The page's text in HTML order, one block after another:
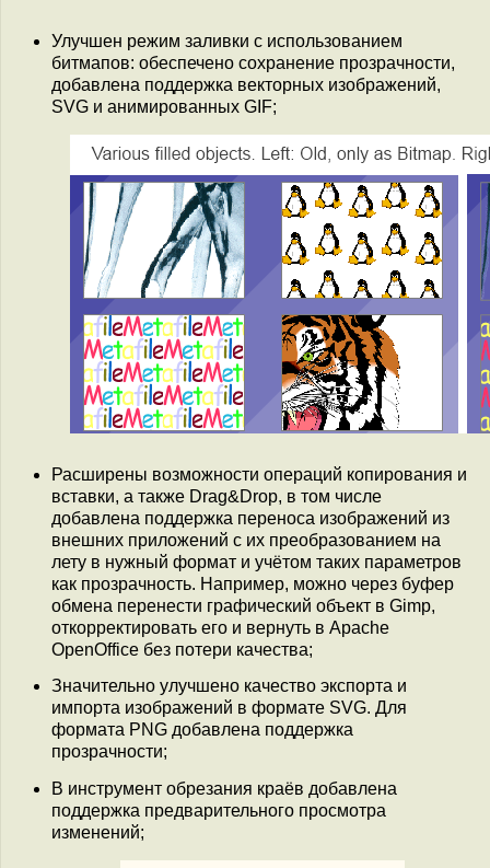
Улучшен режим заливки с использованием
битмапов: обеспечено сохранение прозрачности,
добавлена поддержка векторных изображений,
SVG и анимированных GIF;
Расширены возможности операций копирования и
вставки, а также Drag&Drop, в том числе
добавлена поддержка переноса изображений из
внешних приложений с их преобразованием на
лету в нужный формат и учётом таких параметров
как прозрачность. Например, можно через буфер
обмена перенести графический объект в Gimp,
откорректировать его и вернуть в Apache
OpenOffice без потери качества;
Значительно улучшено качество экспорта и
импорта изображений в формате SVG. Для
формата PNG добавлена поддержка
прозрачности;
В инструмент обрезания краёв добавлена
поддержка предварительного просмотра
изменений;